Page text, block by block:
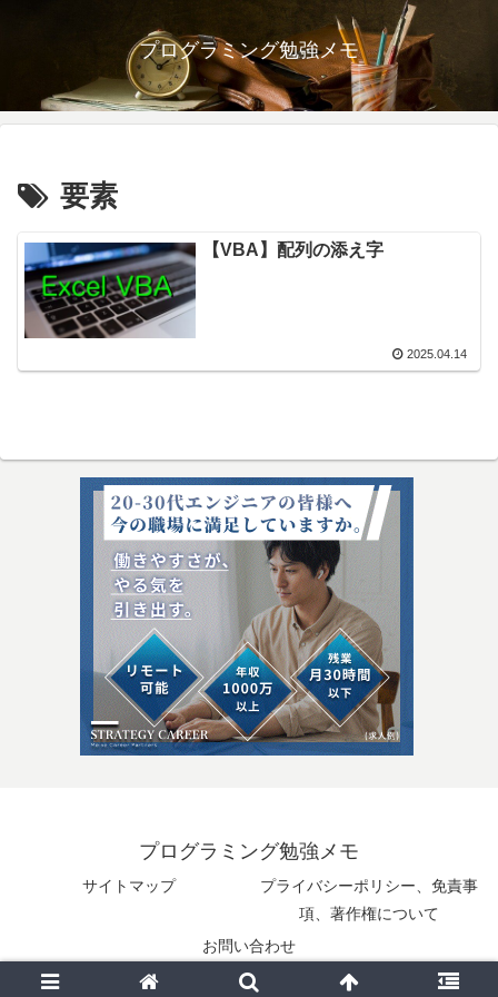
プログラミング勉強メモ
要素
【VBA】配列の添え字
2025.04.14
プログラミング勉強メモ
サイトマップ
プライバシーポリシー、免責事
項、著作権について
お問い合わせ
© 2025 プログラミング勉強メモ.